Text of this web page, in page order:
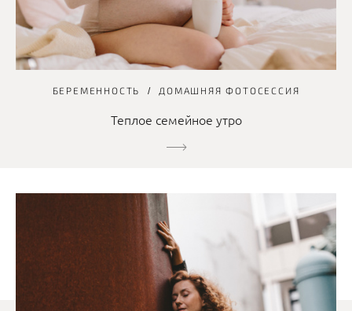
БЕРЕМЕННОСТЬ ДОМАШНЯЯ ФОТОСЕССИЯ
Теплое семейное утро